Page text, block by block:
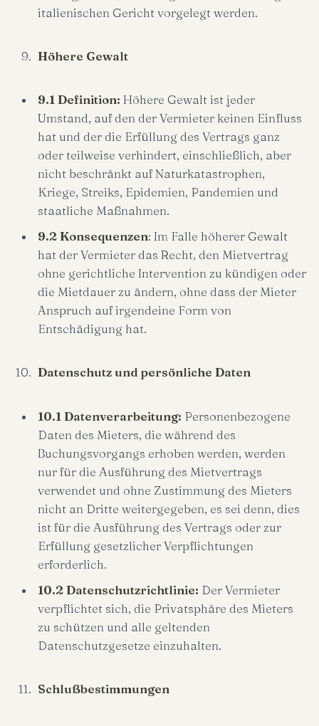
italienischen Gericht vorgelegt werden.
Höhere Gewalt
9.1 Definition: Höhere Gewalt ist jeder
Umstand, auf den der Vermieter keinen Einfluss
hat und der die Erfüllung des Vertrags ganz
oder teilweise verhindert, einschließlich, aber
nicht beschränkt auf Naturkatastrophen,
Kriege, Streiks, Epidemien, Pandemien und
staatliche Maßnahmen.
9.2 Konsequenzen: Im Falle höherer Gewalt
hat der Vermieter das Recht, den Mietvertrag
ohne gerichtliche Intervention zu kündigen oder
die Mietdauer zu ändern, ohne dass der Mieter
Anspruch auf irgendeine Form von
Entschädigung hat.
Datenschutz und persönliche Daten
10.1 Datenverarbeitung: Personenbezogene
Daten des Mieters, die während des
Buchungsvorgangs erhoben werden, werden
nur für die Ausführung des Mietvertrags
verwendet und ohne Zustimmung des Mieters
nicht an Dritte weitergegeben, es sei denn, dies
ist für die Ausführung des Vertrags oder zur
Erfüllung gesetzlicher Verpflichtungen
erforderlich.
10.2 Datenschutzrichtlinie: Der Vermieter
verpflichtet sich, die Privatsphäre des Mieters
zu schützen und alle geltenden
Datenschutzgesetze einzuhalten.
Schlußbestimmungen